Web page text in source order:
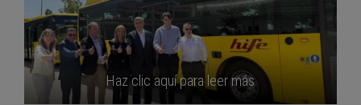
Haz clic aquí para leer más